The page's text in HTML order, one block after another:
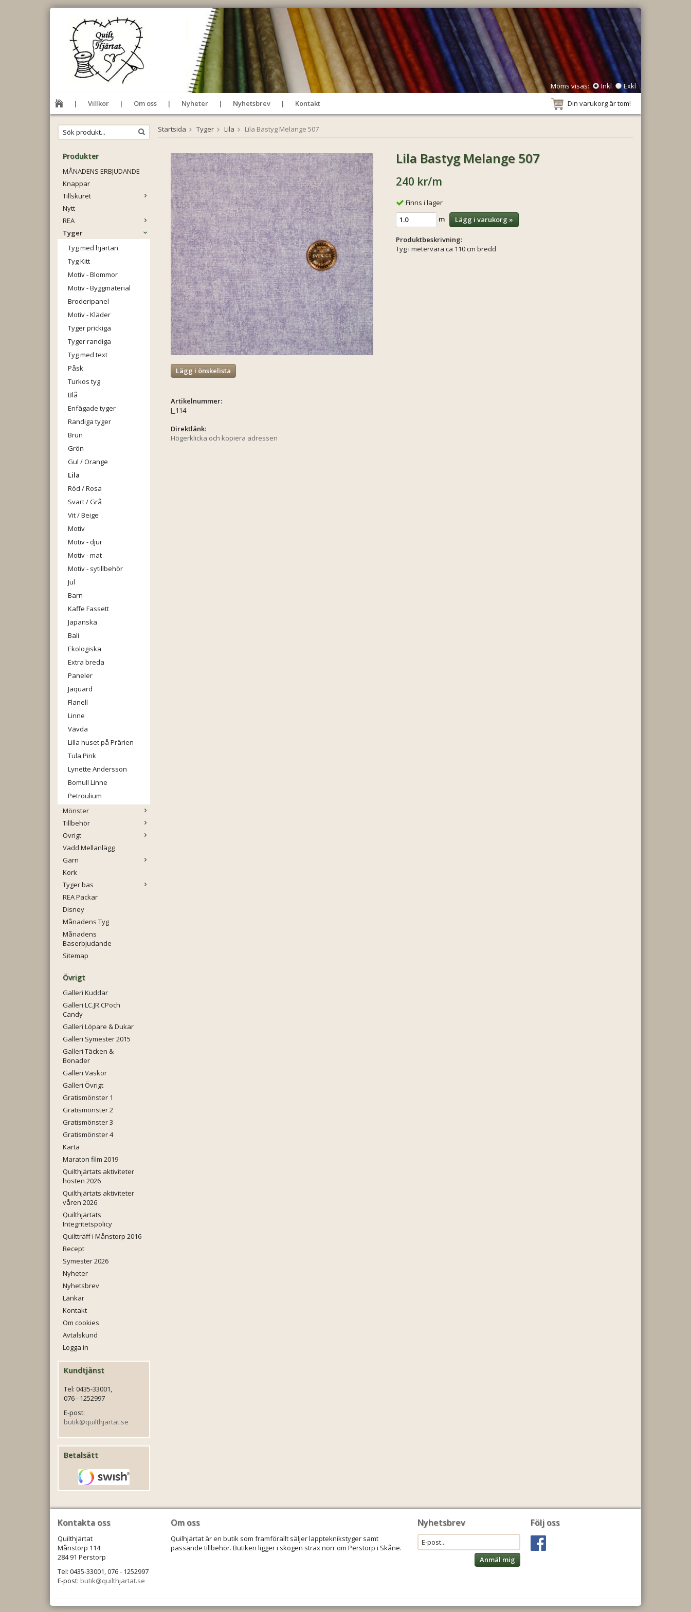
Moms visas: Inkl
Exkl
Villkor
Om oss Nyheter Nyhetsbrev Kontakt Din varukorg är tom!
Produkter
MÅNADENS ERBJUDANDE
Knappar
Tillskuret
Nytt
REA
Tyger
Tyg med hjärtan
Tyg Kitt
Motiv - Blommor
Motiv - Byggmaterial
Broderipanel
Motiv - Kläder
Tyger prickiga
Tyger randiga
Tyg med text
Påsk
Turkos tyg
Blå
Enfägade tyger
Randiga tyger
Brun
Grön
Gul / Orange
Lila
Röd / Rosa
Svart / Grå
Vit / Beige
Motiv
Motiv - djur
Motiv - mat
Motiv - sytillbehör
Jul
Barn
Kaffe Fassett
Japanska
Bali
Ekologiska
Extra breda
Paneler
Jaquard
Flanell
Linne
Vävda
Lilla huset på Prärien
Tula Pink
Lynette Andersson
Bomull Linne
Petroulium
Mönster
Tillbehör
Övrigt
Vadd Mellanlägg
Garn
Kork
Tyger bas
REA Packar
Disney
Månadens Tyg
Månadens
Baserbjudande
Sitemap
Övrigt
Galleri Kuddar
Galleri LC.JR.CPoch
Candy
Galleri Löpare & Dukar
Galleri Symester 2015
Galleri Täcken &
Bonader
Galleri Väskor
Galleri Övrigt
Gratismönster 1
Gratismönster 2
Gratismönster 3
Gratismönster 4
Karta
Maraton film 2019
Quilthjärtats aktiviteter
hösten 2026
Quilthjärtats aktiviteter
våren 2026
Quilthjärtats
Integritetspolicy
Quiltträff i Månstorp 2016
Recept
Symester 2026
Nyheter
Nyhetsbrev
Länkar
Kontakt
Om cookies
Avtalskund
Logga in
Kundtjänst
Tel: 0435-33001,
076 - 1252997
E-post:
butik@quilthjartat.se
Betalsätt
Startsida Tyger Lila Lila Bastyg Melange 507
Lila Bastyg Melange 507
240 kr/m
Finns i lager
m
Lägg i varukorg »
Produktbeskrivning:
Tyg i metervara ca 110 cm bredd
Lägg i önskelista
Artikelnummer:
J_114
Direktlänk:
Högerklicka och kopiera adressen
Kontakta oss
Quilthjärtat
Månstorp 114
284 91 Perstorp
Tel: 0435-33001, 076 - 1252997
E-post: butik@quilthjartat.se
Följ oss
Nyhetsbrev
Anmäl mig
Om oss
Quilhjärtat är en butik som framförallt säljer lappteknikstyger samt
passande tillbehör. Butiken ligger i skogen strax norr om Perstorp i Skåne.